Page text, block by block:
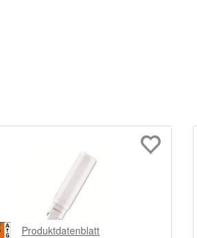
Produktdatenblatt